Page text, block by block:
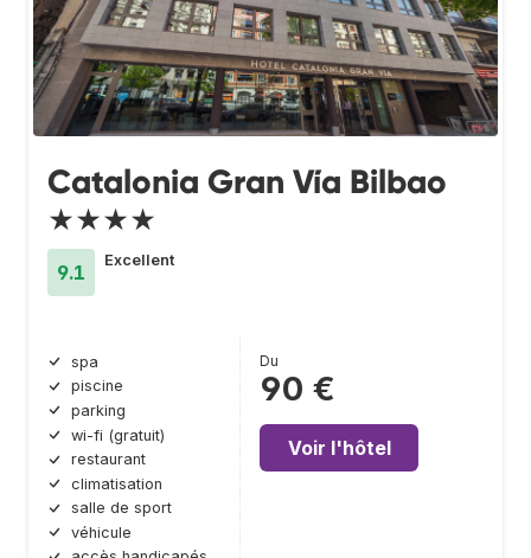
Catalonia Gran Vía Bilbao
★★★★
9.1
Excellent
spa
piscine
parking
wi-fi (gratuit)
restaurant
climatisation
salle de sport
véhicule
Du
90 €
Voir l'hôtel